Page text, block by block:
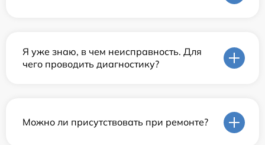
Я уже знаю, в чем неисправность. Для
чего проводить диагностику?
Можно ли присутствовать при ремонте?